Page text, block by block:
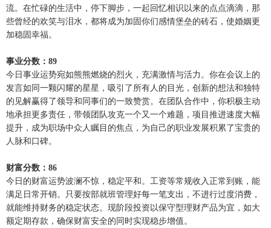
流。在忙碌的生活中，停下脚步，一起回忆相识以来的点点滴滴，那
些曾经的欢笑与泪水，都将成为加固你们感情堡垒的砖石，使婚姻更
加稳固幸福。
事业分数：89
今日事业运势宛如熊熊燃烧的烈火，充满激情与活力。你在会议上的
发言如同一颗闪耀的星星，吸引了所有人的目光，创新的想法和独特
的见解赢得了领导和同事们的一致赞赏。在团队合作中，你积极主动
地承担更多责任，带领团队攻克一个又一个难题，项目推进速度大幅
提升，成为职场中众人瞩目的焦点，为自己的职业发展积累了宝贵的
人脉和口碑。
财富分数：86
今日的财富运势波澜不惊，稳定平和。工资等常规收入正常到账，能
满足日常开销。只要按部就班管理好每一笔支出，不进行过度消费，
就能维持财务的稳定状态。现阶段投资以保守型理财产品为宜，如大
额定期存款，确保财富安全的同时实现稳步增值。